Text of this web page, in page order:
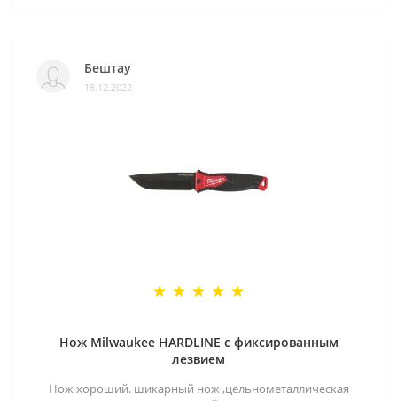
Бештау
18.12.2022
Нож Milwaukee HARDLINE с фиксированным
лезвием
Нож хороший. шикарный нож ,цельнометаллическая